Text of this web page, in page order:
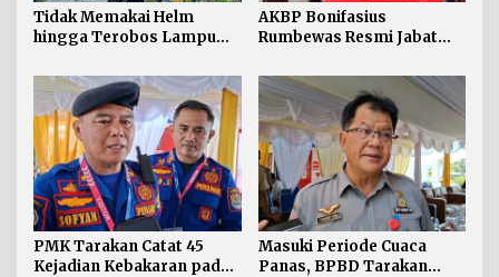
Tidak Memakai Helm
hingga Terobos Lampu
Pelanggaran ETLE di
Tarakan
AKBP Bonifasius
Rumbewas Resmi Jabat
Tegaskan Pelanggaran
Personel Diproses Tanpa
Toleransi
PMK Tarakan Catat 45
Kejadian Kebakaran pada
Masuki Periode Cuaca
Panas, BPBD Tarakan